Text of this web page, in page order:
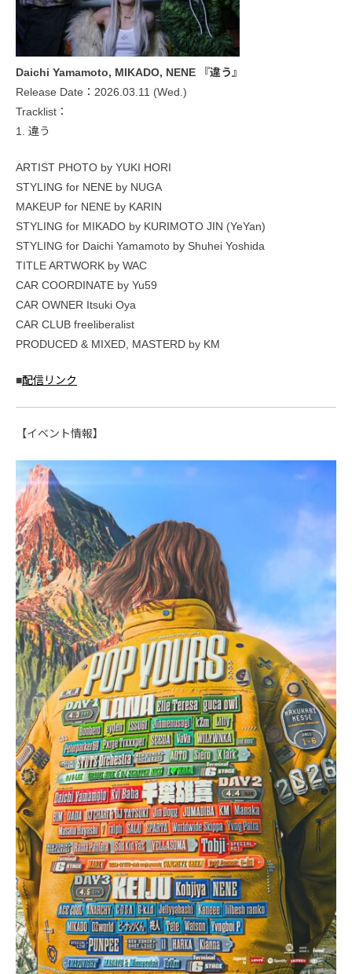
Daichi Yamamoto, MIKADO, NENE 『違う』
Release Date：2026.03.11 (Wed.)
Tracklist：
1. 違う
ARTIST PHOTO by YUKI HORI
STYLING for NENE by NUGA
MAKEUP for NENE by KARIN
STYLING for MIKADO by KURIMOTO JIN (YeYan)
STYLING for Daichi Yamamoto by Shuhei Yoshida
TITLE ARTWORK by WAC
CAR COORDINATE by Yu59
CAR OWNER Itsuki Oya
CAR CLUB freeliberalist
PRODUCED & MIXED, MASTERD by KM
■配信リンク
【イベント情報】